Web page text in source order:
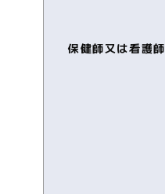
保健師又は看護師